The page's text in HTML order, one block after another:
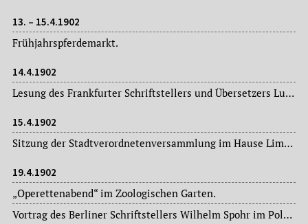
13. – 15.4.1902
Frühjahrspferdemarkt.
14.4.1902
Lesung des Frankfurter Schriftstellers und Übersetzers Ludwig Fulda (1862-1939) im „Hotel zum Schwan“, veranstaltet von der Gesellschaft für ethische Kultur.
15.4.1902
Sitzung der Stadtverordnetenversammlung im Hause Limpurg: Magistratsvorlagen, Ausschussberichte.
19.4.1902
„Operettenabend“ im Zoologischen Garten.
Vortrag des Berliner Schriftstellers Wilhelm Spohr im Polytechnischen Saal: „Multatuli, der Kämpfer und Dichter für die Frau“, veranstaltet von der Gesellschaft für ethische Kultur.